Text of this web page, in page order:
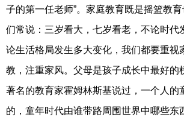
子的第一任老师”。家庭教育既是摇篮教
们常说：三岁看大，七岁看老，不论时代
论生活格局发生多大变化，我们都要重视
教，注重家风。父母是孩子成长中最好的
著名的教育家霍姆林斯基说过，一个人的
的，童年时代由谁带路周围世界中哪些东